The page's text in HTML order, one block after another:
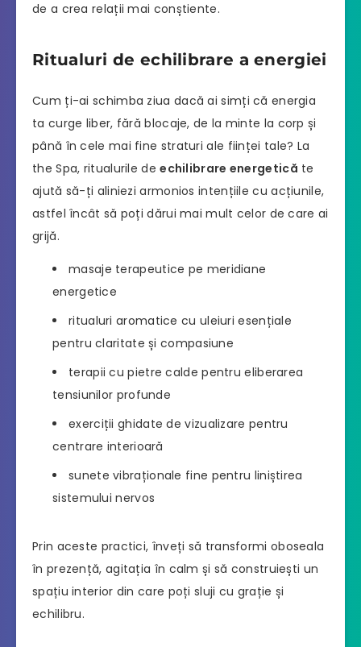
de a crea relații mai conștiente.
Ritualuri de echilibrare a energiei
Cum ți-ai schimba ziua dacă ai simți că energia
ta curge liber, fără blocaje, de la minte la corp și
până în cele mai fine straturi ale ființei tale? La
the Spa, ritualurile deechilibrare energetică te
ajută să-ți aliniezi armonios intențiile cu acțiunile,
astfel încât să poți dărui mai mult celor de care ai
grijă.
masaje terapeutice pe meridiane
energetice
ritualuri aromatice cu uleiuri esențiale
pentru claritate și compasiune
terapii cu pietre calde pentru eliberarea
tensiunilor profunde
exerciții ghidate de vizualizare pentru
centrare interioară
sunete vibraționale fine pentru liniștirea
sistemului nervos
Prin aceste practici, înveți să transformi oboseala
în prezență, agitația în calm și să construiești un
spațiu interior din care poți sluji cu grație și
echilibru.